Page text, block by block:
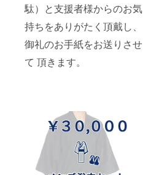
駄）と支援者様からのお気
持ちをありがたく頂戴し、
御礼のお手紙をお送りさせ
て 頂きます。